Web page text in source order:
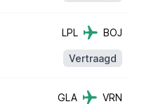
LPL BOJ
Vertraagd
GLA VRN